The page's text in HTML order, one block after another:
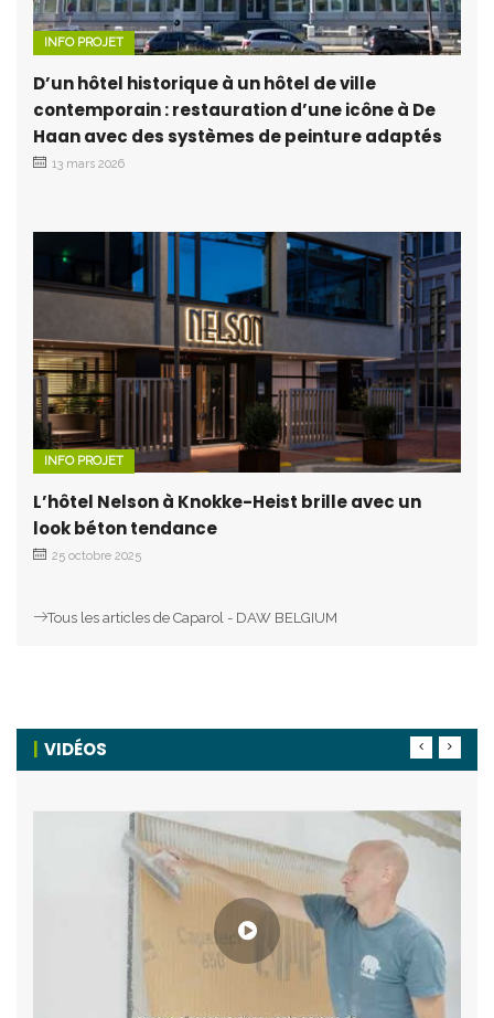
INFO PROJET
D’un hôtel historique à un hôtel de ville
contemporain : restauration d’une icône à De
Haan avec des systèmes de peinture adaptés
13 mars 2026
INFO PROJET
L’hôtel Nelson à Knokke-Heist brille avec un
look béton tendance
25 octobre 2025
Tous les articles de Caparol - DAW BELGIUM
VIDÉOS